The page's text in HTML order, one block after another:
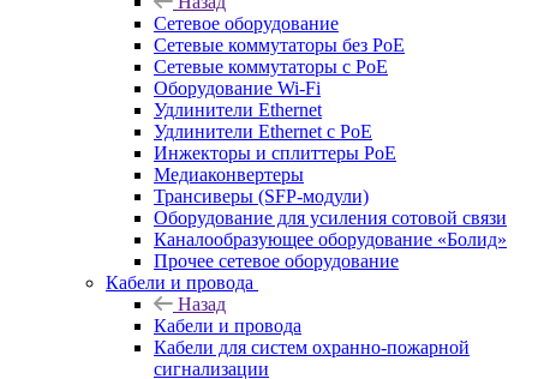
Сетевое оборудование
Сетевые коммутаторы без PoE
Сетевые коммутаторы с PoE
Оборудование Wi-Fi
Удлинители Ethernet
Удлинители Ethernet с PoE
Инжекторы и сплиттеры PoE
Медиаконвертеры
Трансиверы (SFP-модули)
Оборудование для усиления сотовой связи
Каналообразующее оборудование «Болид»
Прочее сетевое оборудование
Кабели и провода
Назад
Кабели и провода
Кабели для систем охранно-пожарной
сигнализации